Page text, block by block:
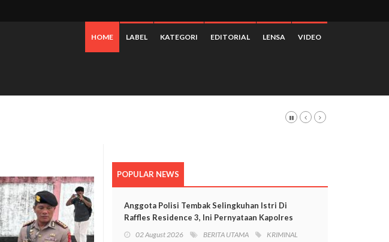
HOME LABEL KATEGORI EDITORIAL LENSA VIDEO
Jalan Cenderawasih Timika
POPULAR NEWS
Anggota Polisi Tembak Selingkuhan Istri Di
Raffles Residence 3, Ini Pernyataan Kapolres
02 August 2026 BERITA UTAMA KRIMINAL